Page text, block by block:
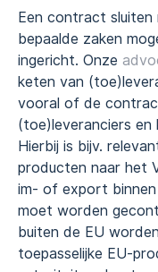
Een contract sluiten
bepaalde zaken
ingericht. Onze
keten van
vooral of de
(toe)leveranciers
Hierbij is bijv.
producten naar het
im- of export
moet worden
buiten de EU
toepasselijke EU-